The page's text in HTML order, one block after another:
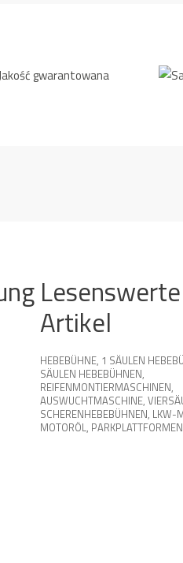
Lesenswerte
Artikel
HEBEBÜHNE, 1 SÄULEN
SÄULEN HEBEBÜHNEN,
REIFENMONTIERMASCHINEN,
AUSWUCHTMASCHINE,
SCHERENHEBEBÜHNEN, LKW-
MOTORÖL, PARKPLATTFORMEN